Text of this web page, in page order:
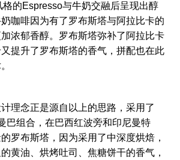
格的Espresso与牛奶交融后呈现出醇
咖啡因为有了罗布斯塔与阿拉比卡的
浓郁香醇。罗布斯塔弥补了阿拉比卡
提升了罗布斯塔的香气，拼配也在此
理念正是源自以上的思路，采用了
巴组合，在巴西红波旁和印尼曼特
罗布斯塔，因为采用了中深度烘焙，
黄油、烘烤吐司、焦糖饼干的香气，